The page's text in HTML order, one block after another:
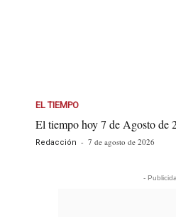
EL TIEMPO
El tiempo hoy 7 de Agosto de
Redacción - 7 de agosto de 2026
-